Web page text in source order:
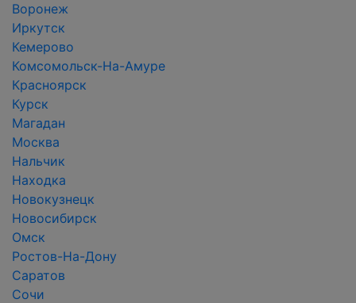
Воронеж
Иркутск
Кемерово
Комсомольск-На-Амуре
Красноярск
Курск
Магадан
Москва
Нальчик
Находка
Новокузнецк
Новосибирск
Омск
Ростов-На-Дону
Саратов
Сочи